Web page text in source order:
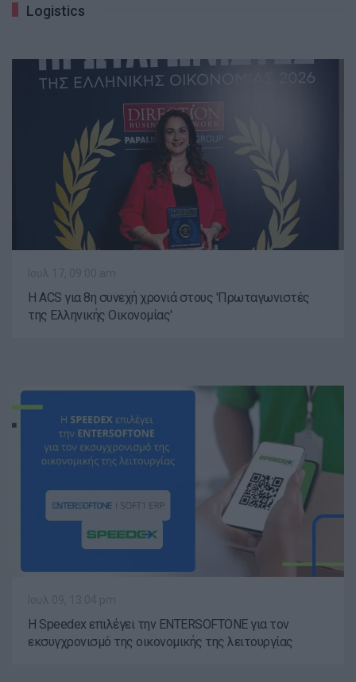
Logistics
H ACS για 8η συνεχή χρονιά στους 'Πρωταγωνιστές
της Ελληνικής Οικονομίας'
Η Speedex επιλέγει την ENTERSOFTONE για τον
εκσυγχρονισμό της οικονομικής της λειτουργίας